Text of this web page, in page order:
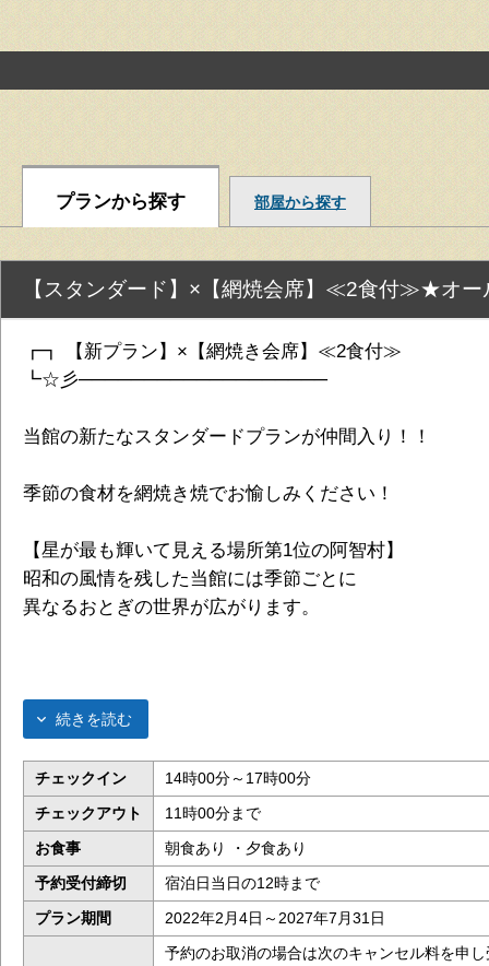
プランから探す 部屋から探す
【スタンダード】×【網焼会席】≪2食付≫★オ
┏┓ 【新プラン】×【網焼き会席】≪2食付≫
┗☆彡───────────────────
当館の新たなスタンダードプランが仲間入り！！
季節の食材を網焼き焼でお愉しみください！
【星が最も輝いて見える場所第1位の阿智村】
昭和の風情を残した当館には季節ごとに
異なるおとぎの世界が広がります。
続きを読む
チェックイン
14時00分～17時00分
チェックアウト
11時00分まで
お食事
朝食あり ・夕食あり
予約受付締切
宿泊日当日の12時まで
プラン期間
2022年2月4日～2027年7月31日
予約のお取消の場合は次のキャンセル料を申